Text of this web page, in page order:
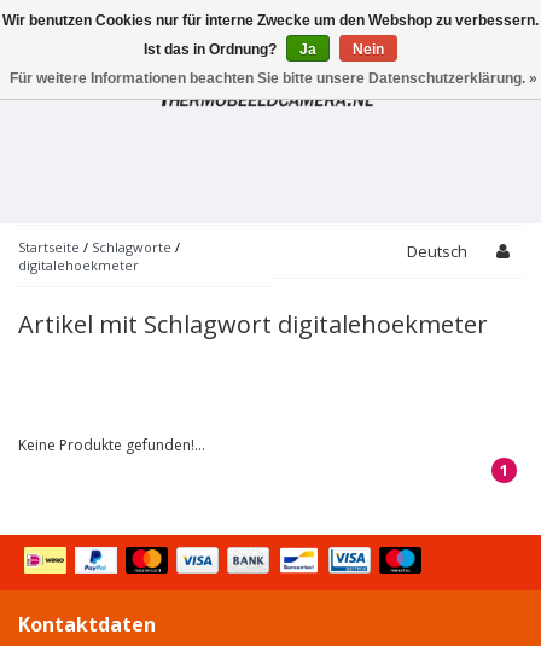
Toggle
Startseite / Schlagworte /
digitalehoekmeter
Deutsch
Artikel mit Schlagwort digitalehoekmeter
Keine Produkte gefunden!...
1
Kontaktdaten
Wir benutzen Cookies nur für interne Zwecke um den Webshop zu verbessern.
Ist das in Ordnung?
Ja
Nein
Für weitere Informationen beachten Sie bitte unsere Datenschutzerklärung. »